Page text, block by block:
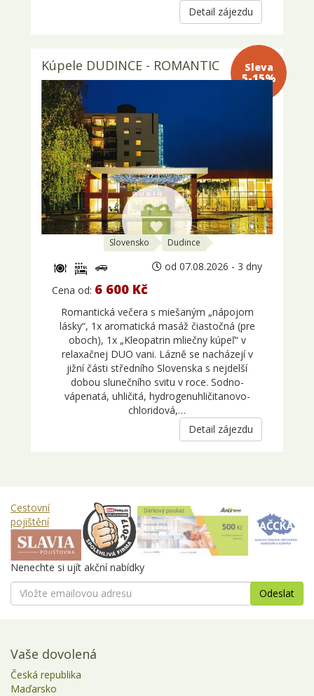
Detail zájezdu
Sleva 5-
15%
Kúpele DUDINCE - ROMANTIC
Slovensko Dudince
od 07.08.2026 - 3 dny
Cena od: 6 600 Kč
Romantická večera s miešaným „nápojom
lásky“, 1x aromatická masáž čiastočná (pre
oboch), 1x „Kleopatrin mliečny kúpeľ“ v
relaxačnej DUO vani. Lázně se nacházejí v
jižní části středního Slovenska s nejdelší
dobou slunečního svitu v roce. Sodno-
vápenatá, uhličitá, hydrogenuhličitanovo-
chloridová,…
Detail zájezdu
Cestovní
pojištění
Nenechte si ujít akční nabídky
Vaše dovolená
Česká republika
Maďarsko